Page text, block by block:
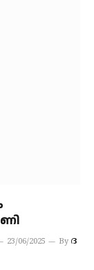
23/06/2025 By ദ